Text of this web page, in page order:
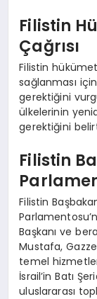
Filistin
Çağrısı
Filistin
sağlanması
gerektiğini
ülkelerinin
gerektiğini
Filistin
Filistin
Başkanı ve
Mustafa,
temel
İsrail’in Batı
uluslararası